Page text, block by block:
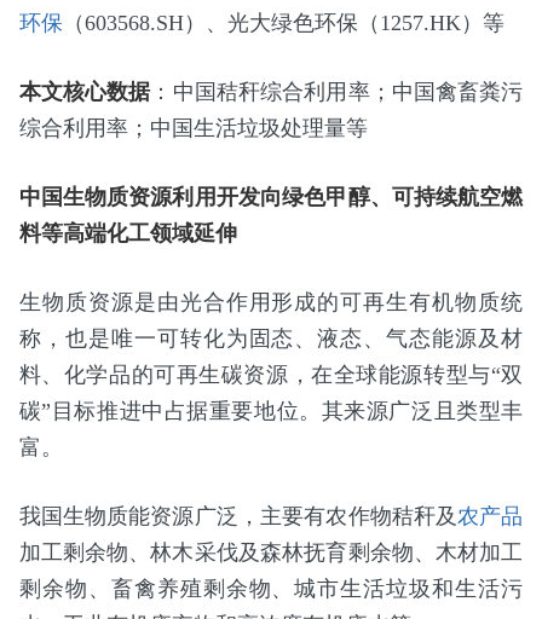
环保 （603568.SH）、光大绿色环保（1257.HK）等
本文核心数据：中国秸秆综合利用率；中国禽畜粪污
综合利用率；中国生活垃圾处理量等
中国生物质资源利用开发向绿色甲醇、可持续航空燃
料等高端化工领域延伸
生物质资源是由光合作用形成的可再生有机物质统
称，也是唯一可转化为固态、液态、气态能源及材
料、化学品的可再生碳资源，在全球能源转型与“双
碳”目标推进中占据重要地位。其来源广泛且类型丰
富。
我国生物质能资源广泛，主要有农作物秸秆及农产品
加工剩余物、林木采伐及森林抚育剩余物、木材加工
剩余物、畜禽养殖剩余物、城市生活垃圾和生活污